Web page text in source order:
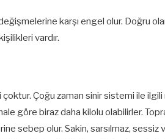
karşı engel olur. Doğru
vardır.
Çoğu zaman sinir sistemi ile ilgili
göre biraz daha kilolu olabilirler.
sebep olur. Sakin, sarsılmaz, sessiz